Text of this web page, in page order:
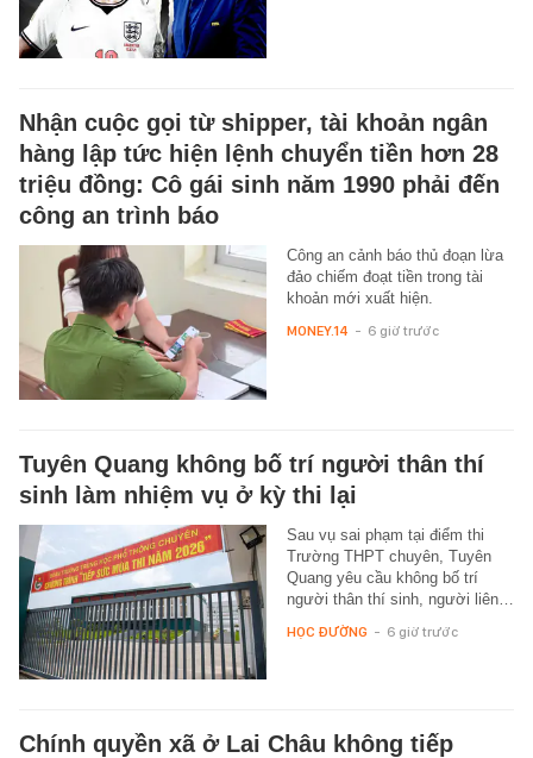
Nhận cuộc gọi từ shipper, tài khoản ngân
hàng lập tức hiện lệnh chuyển tiền hơn 28
triệu đồng: Cô gái sinh năm 1990 phải đến
công an trình báo
Công an cảnh báo thủ đoạn lừa
đảo chiếm đoạt tiền trong tài
khoản mới xuất hiện.
MONEY.14 - 6 giờ trước
Tuyên Quang không bố trí người thân thí
sinh làm nhiệm vụ ở kỳ thi lại
Sau vụ sai phạm tại điểm thi
Trường THPT chuyên, Tuyên
Quang yêu cầu không bố trí
người thân thí sinh, người liên…
HỌC ĐƯỜNG - 6 giờ trước
Chính quyền xã ở Lai Châu không tiếp